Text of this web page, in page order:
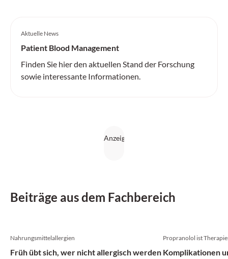
Aktuelle News
Patient Blood Management
Finden Sie hier den aktuellen Stand der Forschung
sowie interessante Informationen.
Beiträge aus dem Fachbereich
Nahrungsmittel­allergien
Früh übt sich, wer nicht allergisch werden
Propranolol ist
Komplikationen